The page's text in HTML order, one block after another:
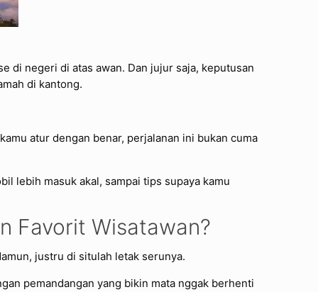
di negeri di atas awan. Dan jujur saja, keputusan
di kantong.
atur dengan benar, perjalanan ini bukan cuma
lebih masuk akal, sampai tips supaya kamu
Favorit Wisatawan?
justru di situlah letak serunya.
pemandangan yang bikin mata nggak berhenti